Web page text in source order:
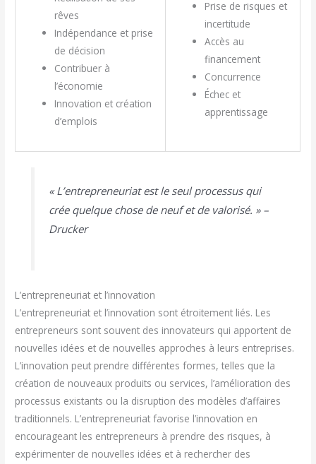
rêves
Indépendance et prise
de décision
Contribuer à
l’économie
Innovation et création
d’emplois
Prise de risques et
incertitude
Accès au
financement
Concurrence
Échec et
apprentissage
« L’entrepreneuriat est le seul processus qui
crée quelque chose de neuf et de valorisé. » –
Drucker
L’entrepreneuriat et l’innovation
L’entrepreneuriat et l’innovation sont étroitement liés. Les
entrepreneurs sont souvent des innovateurs qui apportent de
nouvelles idées et de nouvelles approches à leurs entreprises.
L’innovation peut prendre différentes formes, telles que la
création de nouveaux produits ou services, l’amélioration des
processus existants ou la disruption des modèles d’affaires
traditionnels. L’entrepreneuriat favorise l’innovation en
encourageant les entrepreneurs à prendre des risques, à
expérimenter de nouvelles idées et à rechercher des